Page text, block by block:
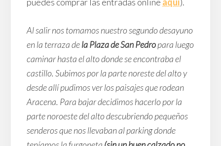
Al salir nos tomamos nuestro segundo desayuno
en la terraza dela Plaza de San Pedropara luego
caminar hasta el alto donde se encontraba el
castillo. Subimos por la parte noreste del alto y
desde allí pudimos ver los paisajes que rodean
Aracena. Para bajar decidimos hacerlo por la
parte noroeste del alto descubriendo pequeños
senderos que nos llevaban al parking donde